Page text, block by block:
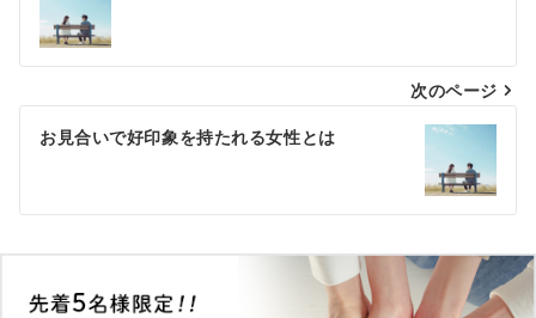
稿
ナ
ビ
ゲ
シ
ョ
ン
次のページ
お見合いで好印象を持たれる女性とは